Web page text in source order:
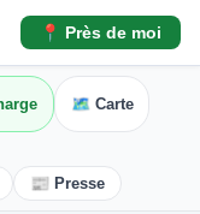
📍 Près de moi
🗺️ Carte
📰 Presse